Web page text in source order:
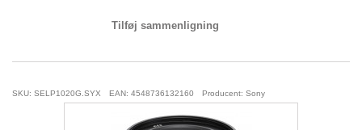
Tilføj sammenligning
SKU: SELP1020G.SYX EAN: 4548736132160 Producent: Sony